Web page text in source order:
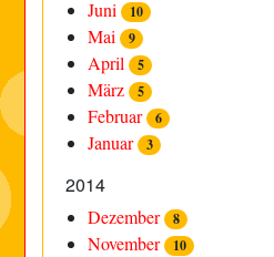
Juni 10
Mai 9
April 5
März 5
Februar 6
Januar 3
2014
Dezember 8
November 10